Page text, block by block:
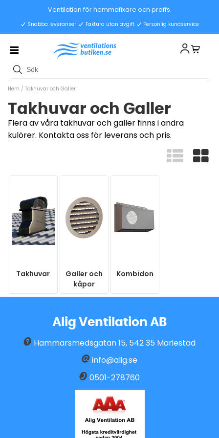
Ventilation för hemmafixare och proffs.
Snabba leveranser Faktura utan avgift Personlig kundservice
Hem / Takhuvar och Galler
Takhuvar och Galler
Flera av våra takhuvar och galler finns i andra
kulörer. Kontakta oss för leverans och pris.
Takhuvar
Galler och
kåpor
Kombidon
Alig Ventilation AB
Hammarsmedsgatan 15, 542 35 Mariestad
info@alig.se
0501-278760